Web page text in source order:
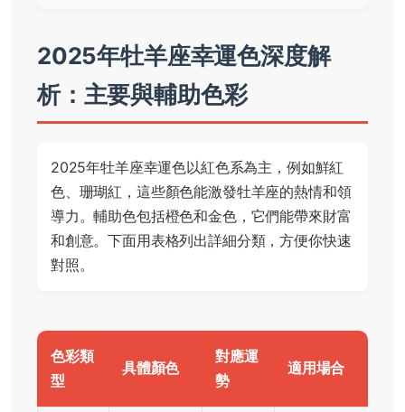
2025年牡羊座幸運色深度解
析：主要與輔助色彩
2025年牡羊座幸運色以紅色系為主，例如鮮紅
色、珊瑚紅，這些顏色能激發牡羊座的熱情和領
導力。輔助色包括橙色和金色，它們能帶來財富
和創意。下面用表格列出詳細分類，方便你快速
對照。
色彩類
型
具體顏色
對應運
勢
適用場合